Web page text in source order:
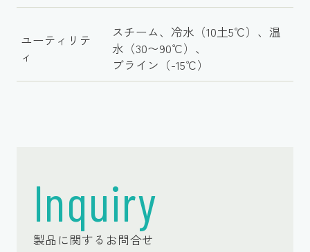
ユーティリテ
ィ
スチーム、冷水（10土5℃）、温
水（30〜90℃）、
ブライン（-15℃）
製品に関するお問合せ
Inquiry